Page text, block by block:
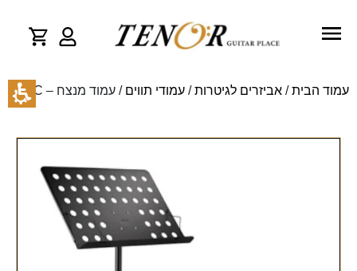
עמוד הבית/ אביזרים לגיטרות/ עמודי תווים / עמוד מנצח – JYC